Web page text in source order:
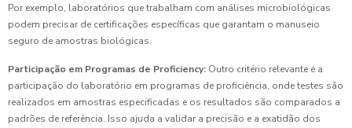
Por exemplo, laboratórios que trabalham com análises microbiológicas
podem precisar de certificações específicas que garantam o manuseio
seguro de amostras biológicas.
Participação em Programas de Proficiency: Outro critério relevante é a
participação do laboratório em programas de proficiência, onde testes são
realizados em amostras especificadas e os resultados são comparados a
padrões de referência. Isso ajuda a validar a precisão e a exatidão dos